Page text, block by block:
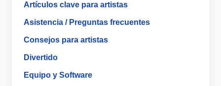
Artículos clave para artistas
Asistencia / Preguntas frecuentes
Consejos para artistas
Divertido
Equipo y Software